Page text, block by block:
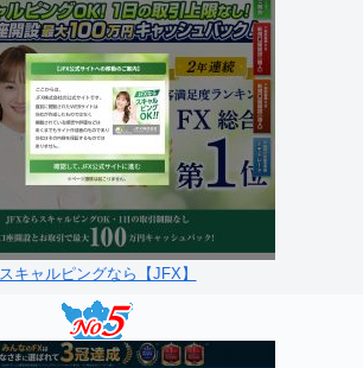
スキャルピングなら【JFX】